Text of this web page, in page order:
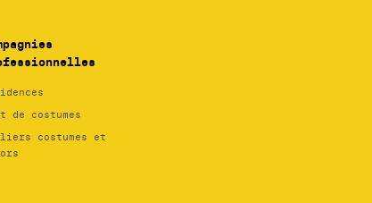
de costumes
costumes et